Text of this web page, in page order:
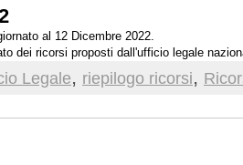
al 12 Dicembre 2022.
dei ricorsi proposti dall'ufficio legale
Repubblica
Legale, riepilogo ricorsi,